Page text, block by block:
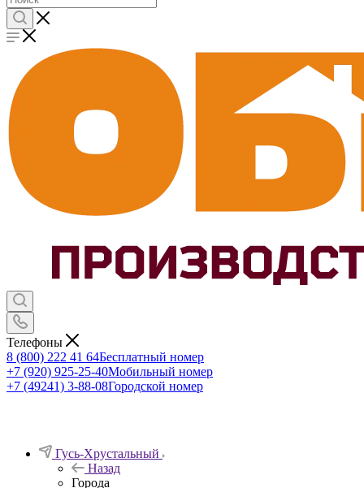
Телефоны
8 (800) 222 41 64Бесплатный номер
+7 (920) 925-25-40Мобильный номер
+7 (49241) 3-88-08Городской номер
Гусь-Хрустальный
Назад
Города